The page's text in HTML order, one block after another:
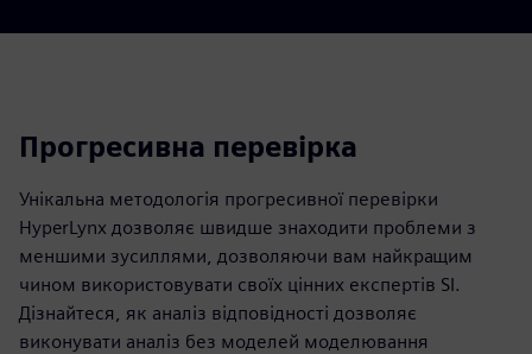
Прогресивна перевірка
Унікальна методологія прогресивної перевірки
HyperLynx дозволяє швидше знаходити проблеми з
меншими зусиллями, дозволяючи вам найкращим
чином використовувати своїх цінних експертів SI.
Дізнайтеся, як аналіз відповідності дозволяє
виконувати аналіз без моделей моделювання